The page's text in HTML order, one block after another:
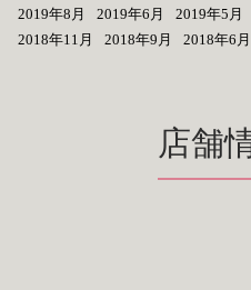
2019年8月
2019年6月 2019年5月
2018年11月
2018年9月 2018年6月
店舗